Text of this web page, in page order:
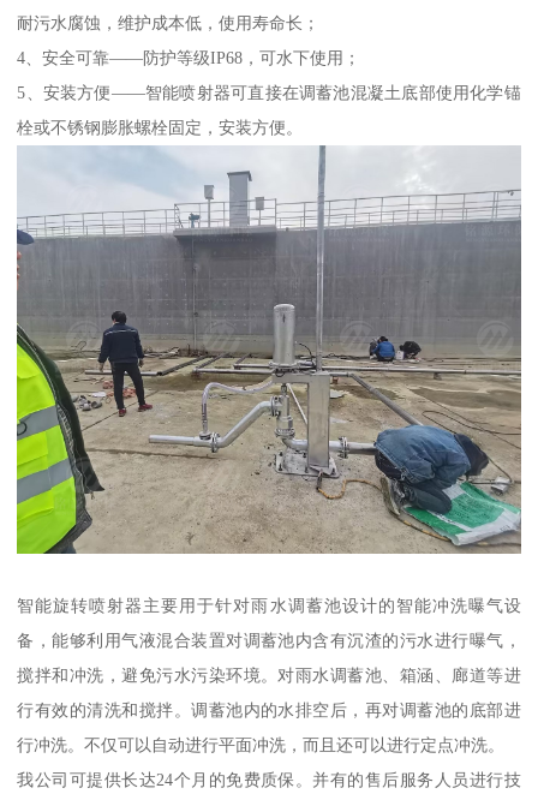
耐污水腐蚀，维护成本低，使用寿命长；
4、安全可靠——防护等级IP68，可水下使用；
5、安装方便——智能喷射器可直接在调蓄池混凝土底部使用化学锚
栓或不锈钢膨胀螺栓固定，安装方便。
智能旋转喷射器主要用于针对雨水调蓄池设计的智能冲洗曝气设
备，能够利用气液混合装置对调蓄池内含有沉渣的污水进行曝气，
搅拌和冲洗，避免污水污染环境。对雨水调蓄池、箱涵、廊道等进
行有效的清洗和搅拌。调蓄池内的水排空后，再对调蓄池的底部进
行冲洗。不仅可以自动进行平面冲洗，而且还可以进行定点冲洗。
我公司可提供长达24个月的免费质保。并有的售后服务人员进行技